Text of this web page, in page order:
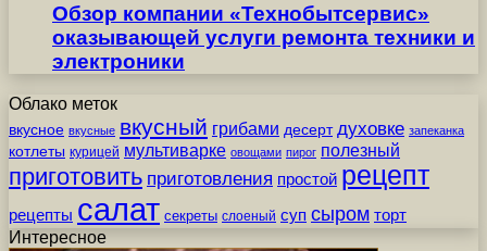
Обзор компании «Технобытсервис»
оказывающей услуги ремонта техники и
электроники
Облако меток
вкусное вкусные вкусный грибами десерт духовке запеканка
котлеты курицей мультиварке овощами пирог полезный
приготовить приготовления простой рецепт
рецепты салат секреты слоеный суп сыром торт
Интересное